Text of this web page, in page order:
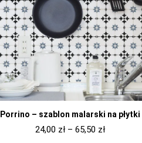
Porrino – szablon malarski na płytki
24,00 zł – 65,50 zł